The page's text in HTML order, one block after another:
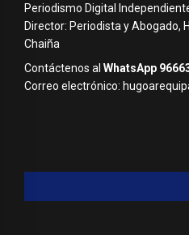
Periodismo Digital
Director: Periodista y Abogado,
Chaiña
Contáctenos al WhatsApp
Correo electrónico: